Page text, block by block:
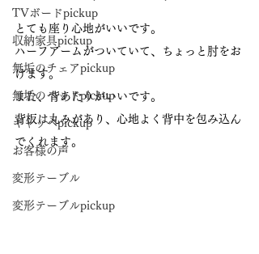
TVボードpickup
収納家具pickup
無垢のチェアpickup
無垢のベッドpickup
ギャッベpickup
お客様の声
変形テーブル
変形テーブルpickup
とても座り心地がいいです。
ハーフアームがついていて、ちょっと肘をお
けます。
また、背あたりがいいです。
背板は丸みがあり、心地よく背中を包み込ん
でくれます。